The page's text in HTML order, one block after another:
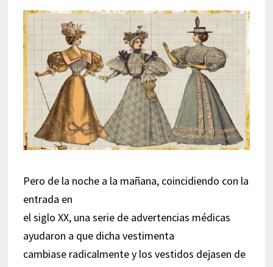
Pero de la noche a la mañana, coincidiendo con la
entrada en
el siglo XX, una serie de advertencias médicas
ayudaron a que dicha vestimenta
cambiase radicalmente y los vestidos dejasen de